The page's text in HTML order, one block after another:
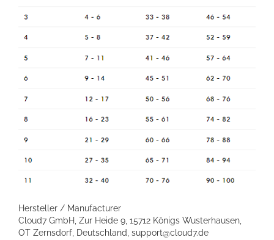
Hersteller / Manufacturer
Cloud7 GmbH, Zur Heide 9, 15712 Königs Wusterhausen,
OT Zernsdorf, Deutschland, support@cloud7.de